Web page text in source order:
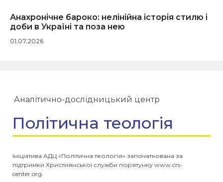
Анахронічне бароко: нелінійна історія стилю і
доби в Україні та поза нею
01.07.2026
Аналітично-дослідницький центр
Політична теологія
Ініціатива АДЦ «Політична теологія» започаткована за
підтримки Християнської служби порятунку www.crs-
center.org.